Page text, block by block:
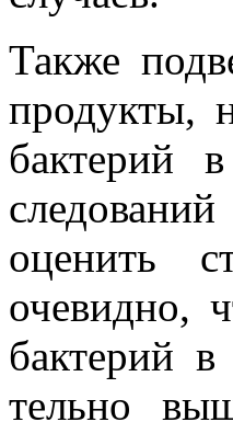
Также
продукты,
бактерий
оценить
очевидно,
бактерий
тельно